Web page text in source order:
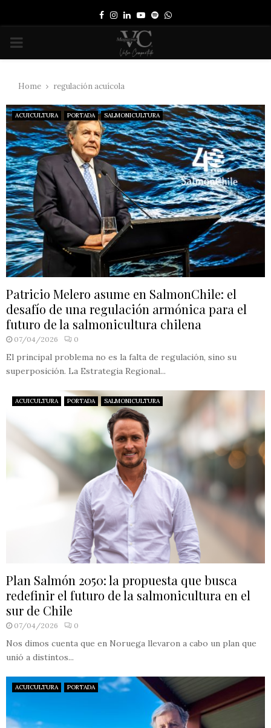
Facebook
Instagram
LinkedinYoutube
SpotifyWhatsapp
PRIMARY
Home regulación acuícola
ACUICULTURA PORTADA SALMONICULTURA
Patricio Melero asume en SalmonChile: el
desafío de una regulación armónica para el
futuro de la salmonicultura chilena
07/04/2026 0
El principal problema no es la falta de regulación, sino su
superposición. La Estrategia Regional...
ACUICULTURA PORTADA SALMONICULTURA
Plan Salmón 2050: la propuesta que busca
redefinir el futuro de la salmonicultura en el
sur de Chile
07/04/2026 0
Nos dimos cuenta que en Noruega llevaron a cabo un plan que
unió a distintos...
ACUICULTURA PORTADA